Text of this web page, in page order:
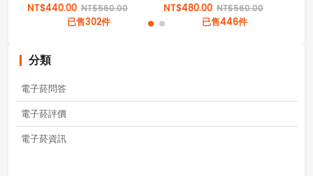
NT$440.00 NT$560.00
已售302件
NT$480.00 NT$560.00
已售446件
分類
電子菸問答
電子菸評價
電子菸資訊